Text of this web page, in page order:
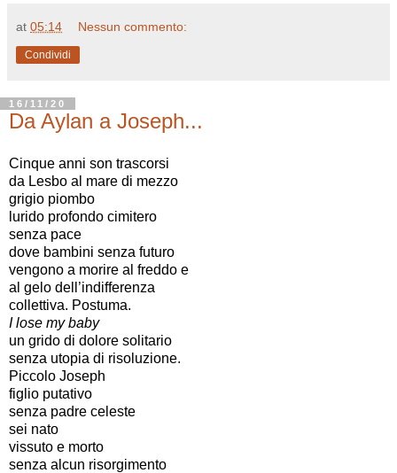
at 05:14 Nessun commento:
Condividi
16/11/20
Da Aylan a Joseph...
Cinque anni son trascorsi
da Lesbo al mare di mezzo
grigio piombo
lurido profondo cimitero
senza pace
dove bambini senza futuro
vengono a morire al freddo e
al gelo dell’indifferenza
collettiva. Postuma.
I lose my baby
un grido di dolore solitario
senza utopia di risoluzione.
Piccolo Joseph
figlio putativo
senza padre celeste
sei nato
vissuto e morto
senza alcun risorgimento